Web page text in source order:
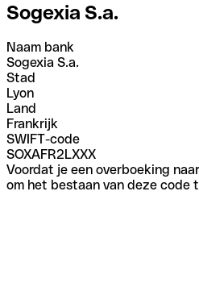
Sogexia S.a.
Naam bank
Sogexia S.a.
Stad
Lyon
Land
Frankrijk
SWIFT-code
SOXAFR2LXXX
Voordat je een overboeking
om het bestaan van deze code